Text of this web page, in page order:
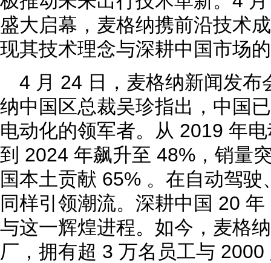
盛大启幕，麦格纳携前沿技术
现其技术理念与深耕中国市场
4 月 24 日，麦格纳新闻发布
纳中国区总裁吴珍指出，中国
电动化的领军者。从 2019 年
到 2024 年飙升至 48%，销量
国本土贡献 65% 。在自动驾
同样引领潮流。深耕中国 20
与这一辉煌进程。如今，麦格
厂，拥有超 3 万名员工与